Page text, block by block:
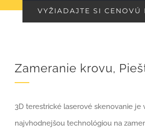
VYŽIADAJTE SI CENOVÚ
Zameranie krovu,
3D terestrické laserové skenovanie je
najvhodnejšou technológiou na